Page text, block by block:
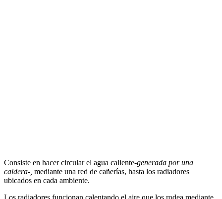
Consiste en hacer circular el agua caliente-generada por una
caldera-, mediante una red de cañerías, hasta los radiadores
ubicados en cada ambiente.